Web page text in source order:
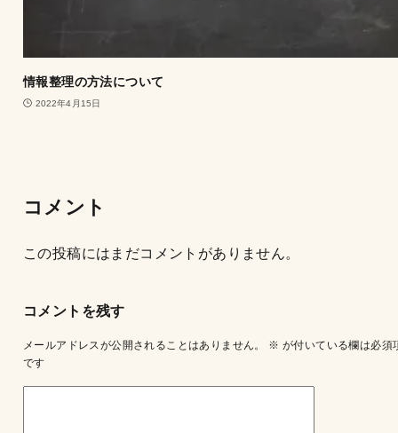
情報整理の方法について
2022年4月15日
コメント
この投稿にはまだコメントがありません。
コメントを残す
メールアドレスが公開されることはありません。 ※ が付いている欄は必須
です